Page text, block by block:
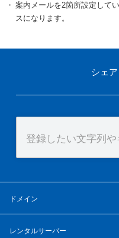
案内メールを2箇所設定して
スになります。
シェア
ドメイン
レンタルサーバー